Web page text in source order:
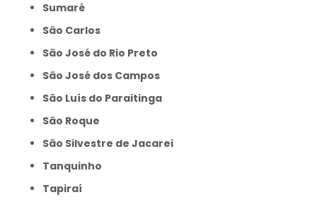
Sumaré
São Carlos
São José do Rio Preto
São José dos Campos
São Luís do Paraitinga
São Roque
São Silvestre de Jacarei
Tanquinho
Tapiraí